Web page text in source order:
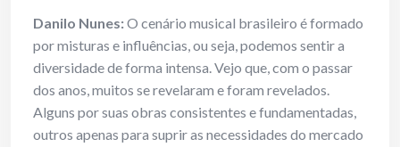
Danilo Nunes:O cenário musical brasileiro é formado
por misturas e influências, ou seja, podemos sentir a
diversidade de forma intensa. Vejo que, com o passar
dos anos, muitos se revelaram e foram revelados.
Alguns por suas obras consistentes e fundamentadas,
outros apenas para suprir as necessidades do mercado